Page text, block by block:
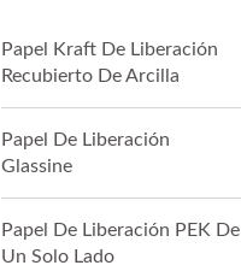
Papel Kraft De Liberación
Recubierto De Arcilla
Papel De Liberación
Glassine
Papel De Liberación PEK De
Un Solo Lado